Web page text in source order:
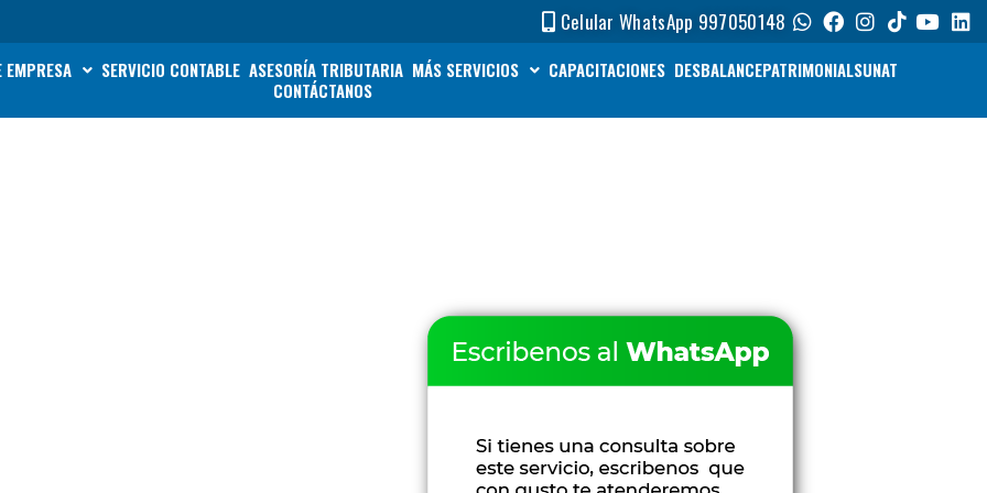
Celular WhatsApp 997050148
EMPRESA SERVICIO CONTABLE ASESORÍA TRIBUTARIA MÁS SERVICIOS CAPACITACIONES DESBALANCEPATRIMONIALSUNAT
CONTÁCTANOS